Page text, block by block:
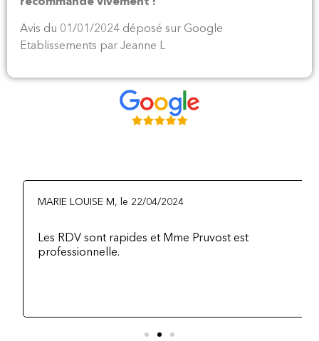
Avis du 01/01/2024 déposé sur Google
Etablissements par Jeanne L
MARIE LOUISE M, le 22/04/2024
Les RDV sont rapides et Mme Pruvost est
professionnelle.